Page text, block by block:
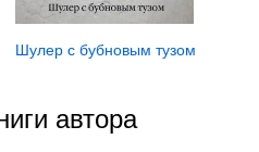
Шулер с бубновым тузом
автора